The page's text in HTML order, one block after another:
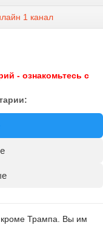
1 канал
- ознакомьтесь с
кроме Трампа. Вы им